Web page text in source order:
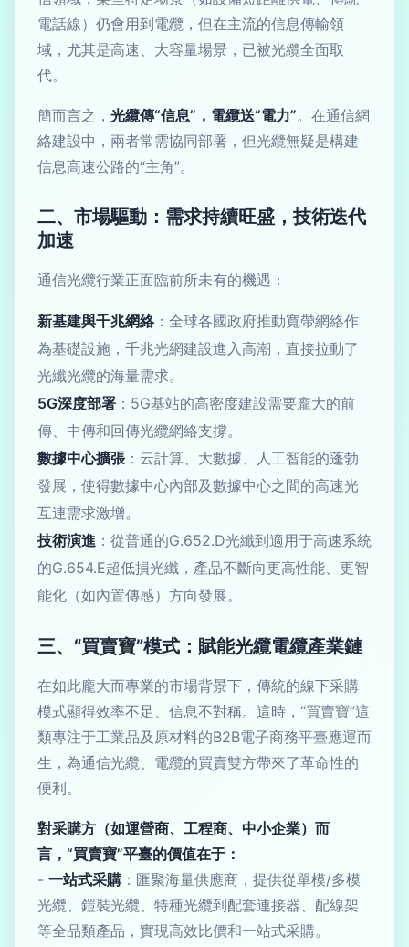
電話線）仍會用到電纜，但在主流的信息傳輸領
域，尤其是高速、大容量場景，已被光纜全面取
代。
簡而言之， 光纜傳“信息”，電纜送“電力”。在通信網
絡建設中，兩者常需協同部署，但光纜無疑是構建
信息高速公路的“主角”。
二、市場驅動：需求持續旺盛，技術迭代
加速
通信光纜行業正面臨前所未有的機遇：
新基建與千兆網絡 ：全球各國政府推動寬帶網絡作
為基礎設施，千兆光網建設進入高潮，直接拉動了
光纖光纜的海量需求。
5G深度部署 ：5G基站的高密度建設需要龐大的前
傳、中傳和回傳光纜網絡支撐。
數據中心擴張：云計算、大數據、人工智能的蓬勃
發展，使得數據中心內部及數據中心之間的高速光
互連需求激增。
技術演進 ：從普通的G.652.D光纖到適用于高速系統
的G.654.E超低損光纖，產品不斷向更高性能、更智
能化（如內置傳感）方向發展。
三、“買賣寶”模式：賦能光纜電纜產業鏈
在如此龐大而專業的市場背景下，傳統的線下采購
模式顯得效率不足、信息不對稱。這時，“買賣寶”這
類專注于工業品及原材料的B2B電子商務平臺應運而
生，為通信光纜、電纜的買賣雙方帶來了革命性的
便利。
對采購方（如運營商、工程商、中小企業）而
言，“買賣寶”平臺的價值在于：
- 一站式采購 ：匯聚海量供應商，提供從單模/多模
光纜、鎧裝光纜、特種光纜到配套連接器、配線架
等全品類產品，實現高效比價和一站式采購。